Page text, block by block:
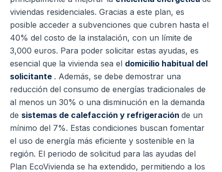
viviendas residenciales. Gracias a este plan, es
posible acceder a subvenciones que cubren hasta el
40% del costo de la instalación, con un límite de
3,000 euros. Para poder solicitar estas ayudas, es
esencial que la vivienda sea el domicilio habitual del
solicitante . Además, se debe demostrar una
reducción del consumo de energías tradicionales de
al menos un 30% o una disminución en la demanda
de sistemas de calefacción y refrigeración de un
mínimo del 7%. Estas condiciones buscan fomentar
el uso de energía más eficiente y sostenible en la
región. El periodo de solicitud para las ayudas del
Plan EcoVivienda se ha extendido, permitiendo a los